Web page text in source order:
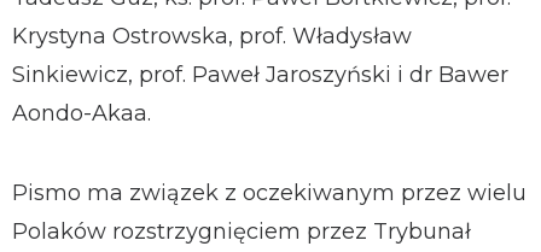
Krystyna Ostrowska, prof. Władysław
Sinkiewicz, prof. Paweł Jaroszyński i dr Bawer
Aondo-Akaa.
Pismo ma związek z oczekiwanym przez wielu
Polaków rozstrzygnięciem przez Trybunał